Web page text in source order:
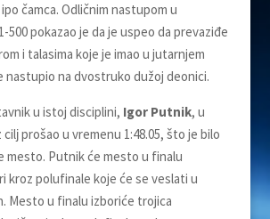
čamca. Odličnim nastupom u
500 pokazao je da je uspeo da prevaziđe
i talasima koje je imao u jutarnjem
nastupio na dvostruko dužoj deonici.
u istoj disciplini, Igor Putnik, u
prošao u vremenu 1:48.05, što je bilo
mesto. Putnik će mesto u finalu
kroz polufinale koje će se veslati u
Mesto u finalu izboriće trojica